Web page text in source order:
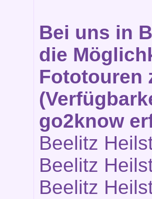
Bei uns in
die
Fototouren
go2know
Beelitz
Beelitz
Beelitz